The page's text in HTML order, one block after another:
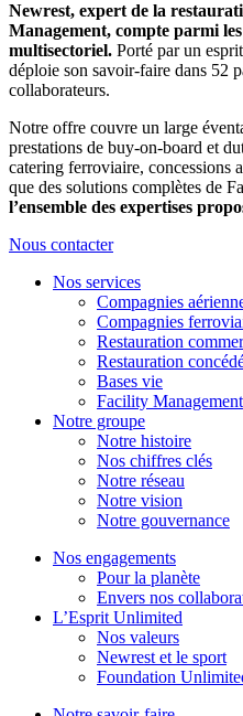
Newrest, expert de la
Management, compte parmi
multisectoriel. Porté par un
déploie son savoir-faire dans 52
collaborateurs.
Notre offre couvre un large
prestations de buy-on-board et
catering ferroviaire, concessions
que des solutions complètes de
l’ensemble des expertises
Nous contacter
Nos services
Compagnies
Compagnies
Restauration
Restauration
Bases vie
Facility Management
Notre groupe
Notre histoire
Nos chiffres clés
Notre réseau
Notre vision
Notre gouvernance
Nos engagements
Pour la planète
Envers nos
L’Esprit Unlimited
Nos valeurs
Newrest et le sport
Foundation